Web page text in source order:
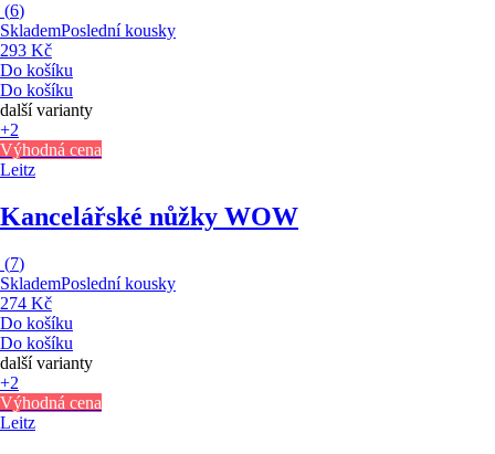
(6)
SklademPoslední kousky
293 Kč
Do košíku
Do košíku
další varianty
+2
Výhodná cena
Leitz
Kancelářské nůžky WOW
(7)
SklademPoslední kousky
274 Kč
Do košíku
Do košíku
další varianty
+2
Výhodná cena
Leitz